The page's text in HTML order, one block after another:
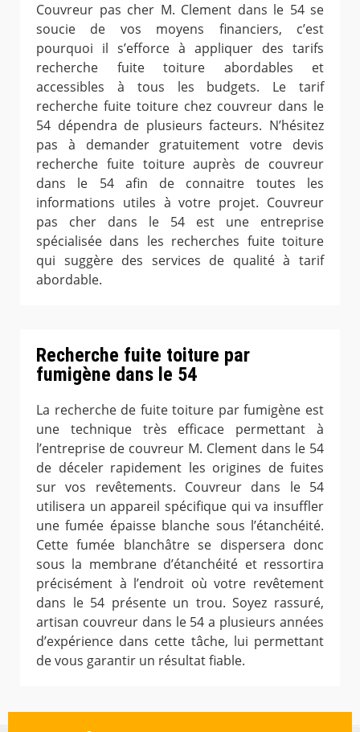
Couvreur pas cher M. Clement dans le 54 se
soucie de vos moyens financiers, c’est
pourquoi il s’efforce à appliquer des tarifs
recherche fuite toiture abordables et
accessibles à tous les budgets. Le tarif
recherche fuite toiture chez couvreur dans le
54 dépendra de plusieurs facteurs. N’hésitez
pas à demander gratuitement votre devis
recherche fuite toiture auprès de couvreur
dans le 54 afin de connaitre toutes les
informations utiles à votre projet. Couvreur
pas cher dans le 54 est une entreprise
spécialisée dans les recherches fuite toiture
qui suggère des services de qualité à tarif
abordable.
Recherche fuite toiture par
fumigène dans le 54
La recherche de fuite toiture par fumigène est
une technique très efficace permettant à
l’entreprise de couvreur M. Clement dans le 54
de déceler rapidement les origines de fuites
sur vos revêtements. Couvreur dans le 54
utilisera un appareil spécifique qui va insuffler
une fumée épaisse blanche sous l’étanchéité.
Cette fumée blanchâtre se dispersera donc
sous la membrane d’étanchéité et ressortira
précisément à l’endroit où votre revêtement
dans le 54 présente un trou. Soyez rassuré,
artisan couvreur dans le 54 a plusieurs années
d’expérience dans cette tâche, lui permettant
de vous garantir un résultat fiable.